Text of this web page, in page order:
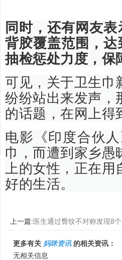
同时，还有网友
背胶覆盖范围，
抽检惩处力度，保
可见，关于卫生巾
纷纷站出来发声，
的话题，在网上得
电影《印度合伙
巾，而遭到家乡愚
上的女性，正在用
好的生活。
上一篇:医生通过臀纹不对称发现8
更多有关 妈咪资讯 的相关资讯：
无相关信息